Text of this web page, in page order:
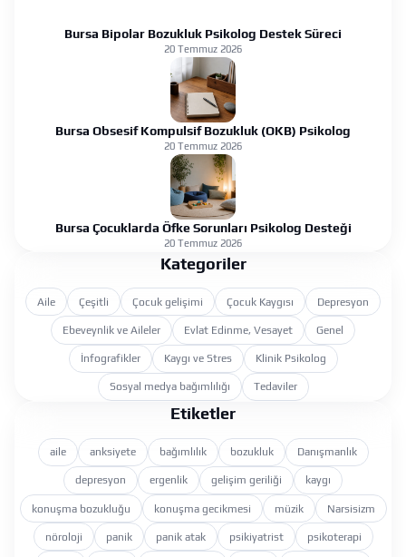
Bursa Bipolar Bozukluk Psikolog Destek Süreci
20 Temmuz 2026
Bursa Obsesif Kompulsif Bozukluk (OKB) Psikolog
20 Temmuz 2026
Bursa Çocuklarda Öfke Sorunları Psikolog Desteği
20 Temmuz 2026
Kategoriler
Aile Çeşitli Çocuk gelişimi Çocuk Kaygısı Depresyon
Ebeveynlik ve Aileler Evlat Edinme, Vesayet Genel
İnfografikler Kaygı ve Stres Klinik Psikolog
Sosyal medya bağımlılığı Tedaviler
Etiketler
aile anksiyete bağımlılık bozukluk Danışmanlık
depresyon ergenlik gelişim geriliği kaygı
konuşma bozukluğu konuşma gecikmesi müzik Narsisizm
nöroloji panik panik atak psikiyatrist psikoterapi